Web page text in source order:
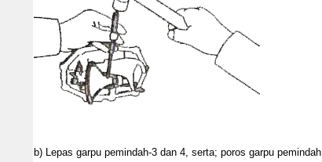
b) Lepas garpu pemindah-3 dan 4, serta; poros garpu pemindah.